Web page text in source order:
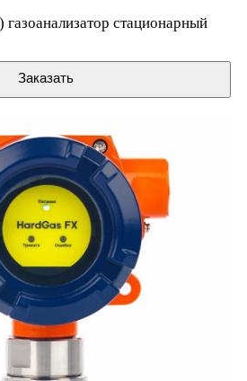
стационарный
Заказать